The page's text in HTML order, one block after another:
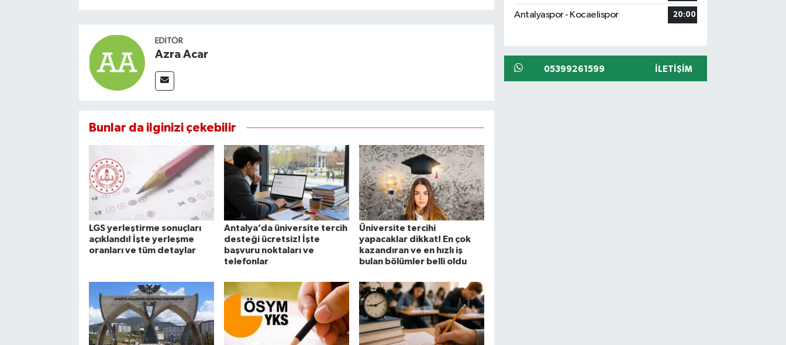
EDITÖR
Azra Acar
Bunlar da ilginizi çekebilir
LGS yerleştirme sonuçları
açıklandı! İşte yerleşme
oranları ve tüm detaylar
Antalya’da üniversite tercih
desteği ücretsiz! İşte
başvuru noktaları ve
telefonlar
Üniversite tercihi
yapacaklar dikkat! En çok
kazandıran ve en hızlı iş
bulan bölümler belli oldu
Antalyaspor - Kocaelispor 20:00
05399261599 İLETIŞIM